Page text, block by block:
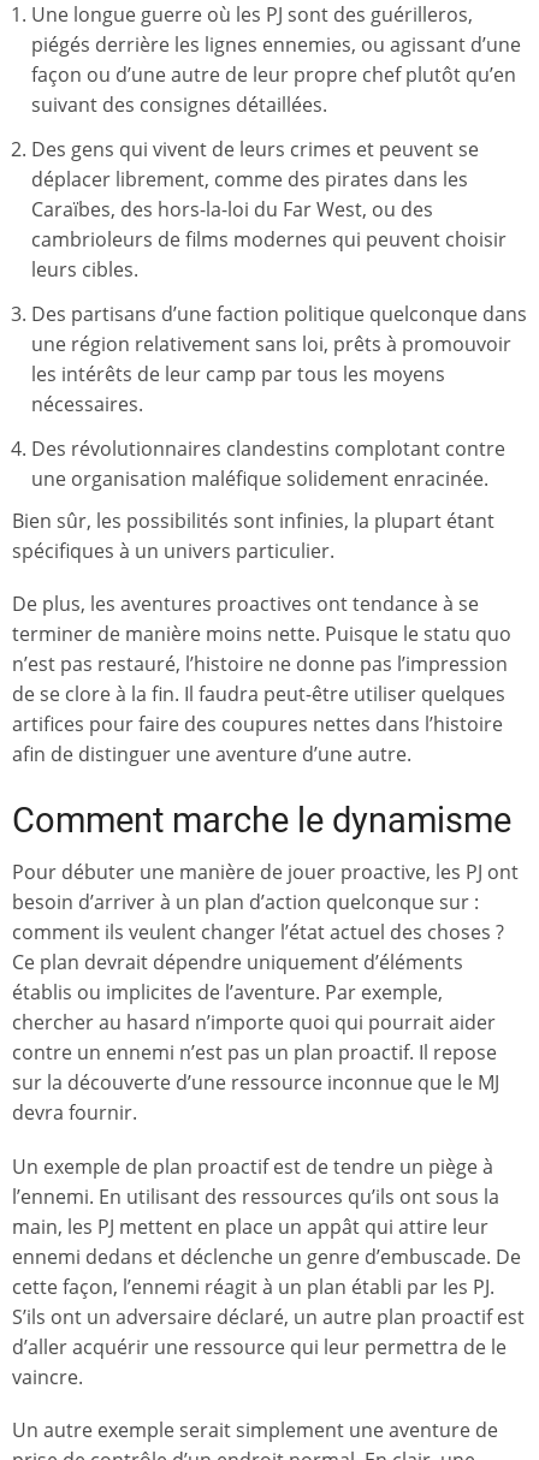
Une longue guerre où les PJ sont des guérilleros,
piégés derrière les lignes ennemies, ou agissant d’une
façon ou d’une autre de leur propre chef plutôt qu’en
suivant des consignes détaillées.
Des gens qui vivent de leurs crimes et peuvent se
déplacer librement, comme des pirates dans les
Caraïbes, des hors-la-loi du Far West, ou des
cambrioleurs de films modernes qui peuvent choisir
leurs cibles.
Des partisans d’une faction politique quelconque dans
une région relativement sans loi, prêts à promouvoir
les intérêts de leur camp par tous les moyens
nécessaires.
Des révolutionnaires clandestins complotant contre
une organisation maléfique solidement enracinée.
Bien sûr, les possibilités sont infinies, la plupart étant
spécifiques à un univers particulier.
De plus, les aventures proactives ont tendance à se
terminer de manière moins nette. Puisque le statu quo
n’est pas restauré, l’histoire ne donne pas l’impression
de se clore à la fin. Il faudra peut-être utiliser quelques
artifices pour faire des coupures nettes dans l’histoire
afin de distinguer une aventure d’une autre.
Comment marche le dynamisme
Pour débuter une manière de jouer proactive, les PJ ont
besoin d’arriver à un plan d’action quelconque sur :
comment ils veulent changer l’état actuel des choses ?
Ce plan devrait dépendre uniquement d’éléments
établis ou implicites de l’aventure. Par exemple,
chercher au hasard n’importe quoi qui pourrait aider
contre un ennemi n’est pas un plan proactif. Il repose
sur la découverte d’une ressource inconnue que le MJ
devra fournir.
Un exemple de plan proactif est de tendre un piège à
l’ennemi. En utilisant des ressources qu’ils ont sous la
main, les PJ mettent en place un appât qui attire leur
ennemi dedans et déclenche un genre d’embuscade. De
cette façon, l’ennemi réagit à un plan établi par les PJ.
S’ils ont un adversaire déclaré, un autre plan proactif est
d’aller acquérir une ressource qui leur permettra de le
vaincre.
Un autre exemple serait simplement une aventure de